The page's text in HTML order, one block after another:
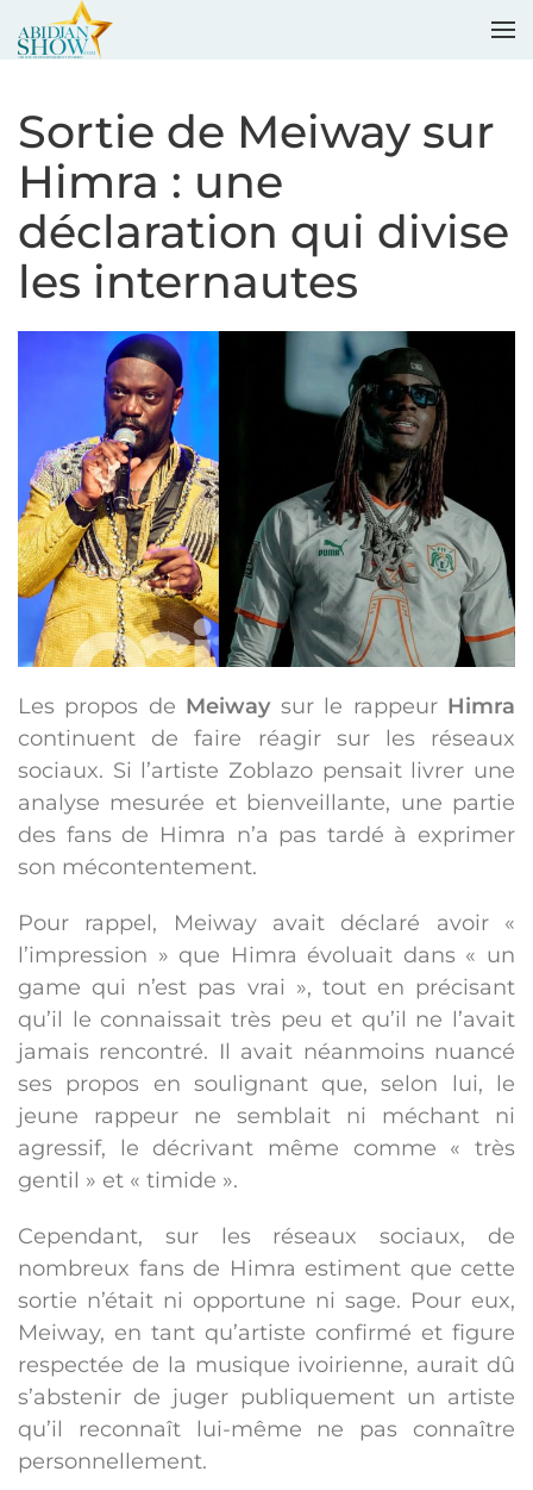
Sortie de Meiway sur
Himra : une
déclaration qui divise
les internautes
Les propos de Meiwaysur le rappeur Himra
continuent de faire réagir sur les réseaux
sociaux. Si l’artiste Zoblazo pensait livrer une
analyse mesurée et bienveillante, une partie
des fans de Himra n’a pas tardé à exprimer
son mécontentement.
Pour rappel, Meiway avait déclaré avoir «
l’impression » que Himra évoluait dans « un
game qui n’est pas vrai », tout en précisant
qu’il le connaissait très peu et qu’il ne l’avait
jamais rencontré. Il avait néanmoins nuancé
ses propos en soulignant que, selon lui, le
jeune rappeur ne semblait ni méchant ni
agressif, le décrivant même comme « très
gentil » et « timide ».
Cependant, sur les réseaux sociaux, de
nombreux fans de Himra estiment que cette
sortie n’était ni opportune ni sage. Pour eux,
Meiway, en tant qu’artiste confirmé et figure
respectée de la musique ivoirienne, aurait dû
s’abstenir de juger publiquement un artiste
qu’il reconnaît lui-même ne pas connaître
personnellement.